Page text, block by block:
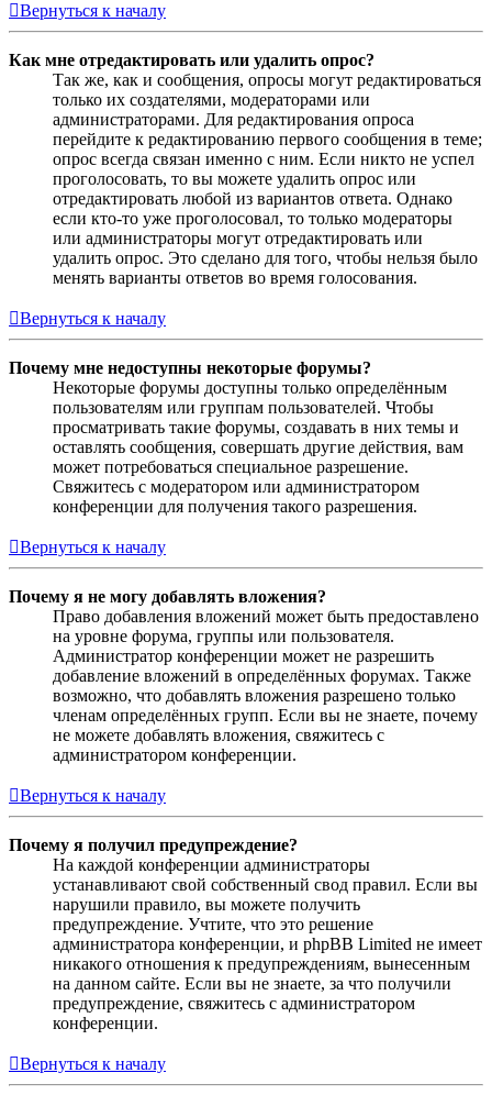
Вернуться к началу
Как мне отредактировать или удалить опрос?
Так же, как и сообщения, опросы могут редактироваться
только их создателями, модераторами или
администраторами. Для редактирования опроса
перейдите к редактированию первого сообщения в теме;
опрос всегда связан именно с ним. Если никто не успел
проголосовать, то вы можете удалить опрос или
отредактировать любой из вариантов ответа. Однако
если кто-то уже проголосовал, то только модераторы
или администраторы могут отредактировать или
удалить опрос. Это сделано для того, чтобы нельзя было
менять варианты ответов во время голосования.
Вернуться к началу
Почему мне недоступны некоторые форумы?
Некоторые форумы доступны только определённым
пользователям или группам пользователей. Чтобы
просматривать такие форумы, создавать в них темы и
оставлять сообщения, совершать другие действия, вам
может потребоваться специальное разрешение.
Свяжитесь с модератором или администратором
конференции для получения такого разрешения.
Вернуться к началу
Почему я не могу добавлять вложения?
Право добавления вложений может быть предоставлено
на уровне форума, группы или пользователя.
Администратор конференции может не разрешить
добавление вложений в определённых форумах. Также
возможно, что добавлять вложения разрешено только
членам определённых групп. Если вы не знаете, почему
не можете добавлять вложения, свяжитесь с
администратором конференции.
Вернуться к началу
Почему я получил предупреждение?
На каждой конференции администраторы
устанавливают свой собственный свод правил. Если вы
нарушили правило, вы можете получить
предупреждение. Учтите, что это решение
администратора конференции, и phpBB Limited не имеет
никакого отношения к предупреждениям, вынесенным
на данном сайте. Если вы не знаете, за что получили
предупреждение, свяжитесь с администратором
конференции.
Вернуться к началу